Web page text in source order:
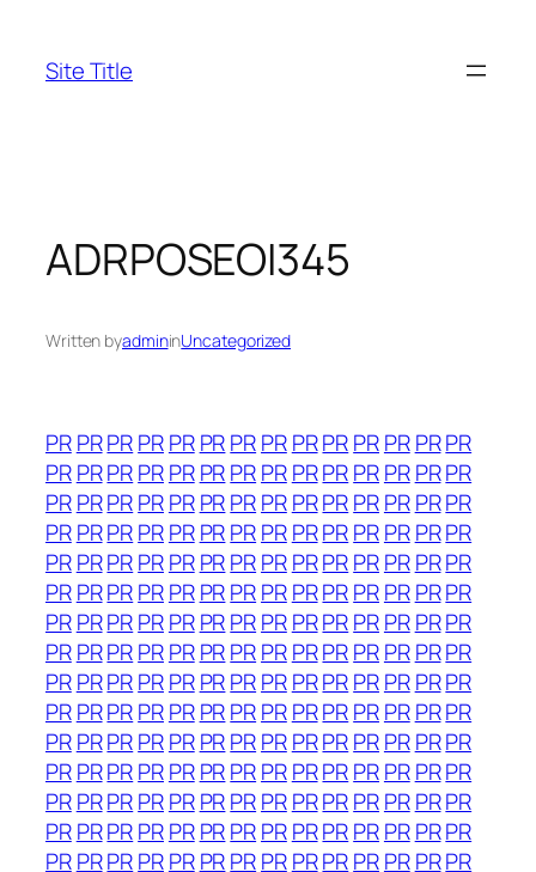
content
Site Title
ADRPOSEOI345
Written byadmininUncategorized
PRPRPRPRPR PRPRPRPRPRPRPR PRPR
PRPRPRPRPR PRPRPRPRPRPRPR PRPR
PRPRPRPRPR PRPRPRPRPRPRPR PRPR
PRPRPRPRPR PRPRPRPRPRPRPR PRPR
PRPRPRPRPR PRPRPRPRPRPRPR PRPR
PRPRPRPRPR PRPRPRPRPRPRPR PRPR
PRPRPRPRPR PRPRPRPRPRPRPR PRPR
PRPRPRPRPR PRPRPRPRPRPRPR PRPR
PRPRPRPRPR PRPRPRPRPRPRPR PRPR
PRPRPRPRPR PRPRPRPRPRPRPR PRPR
PRPRPRPRPR PRPRPRPRPRPRPR PRPR
PRPRPRPRPR PRPRPRPRPRPRPR PRPR
PRPRPRPRPR PRPRPRPRPRPRPR PRPR
PRPRPRPRPR PRPRPRPRPRPRPR PRPR
PRPRPRPRPR PRPRPRPRPRPRPR PRPR